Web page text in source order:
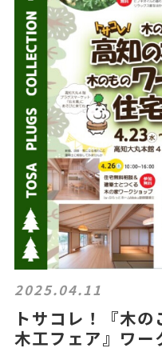
2025.04.11
トサコレ！『木
木工フェア』ワー